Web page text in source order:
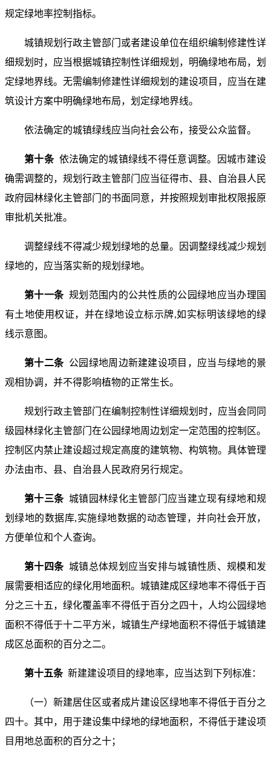
规定绿地率控制指标。
城镇规划行政主管部门或者建设单位在组织编制修建性详
细规划时，应当根据城镇控制性详细规划，明确绿地布局，划
定绿地界线。无需编制修建性详细规划的建设项目，应当在建
筑设计方案中明确绿地布局，划定绿地界线。
依法确定的城镇绿线应当向社会公布，接受公众监督。
第十条 依法确定的城镇绿线不得任意调整。因城市建设
确需调整的，规划行政主管部门应当征得市、县、自治县人民
政府园林绿化主管部门的书面同意，并按照规划审批权限报原
审批机关批准。
调整绿线不得减少规划绿地的总量。因调整绿线减少规划
绿地的，应当落实新的规划绿地。
第十一条 规划范围内的公共性质的公园绿地应当办理国
有土地使用权证，并在绿地设立标示牌,如实标明该绿地的绿
线示意图。
第十二条 公园绿地周边新建建设项目，应当与绿地的景
观相协调，并不得影响植物的正常生长。
规划行政主管部门在编制控制性详细规划时，应当会同同
级园林绿化主管部门在公园绿地周边划定一定范围的控制区。
控制区内禁止建设超过规定高度的建筑物、构筑物。具体管理
办法由市、县、自治县人民政府另行规定。
第十三条 城镇园林绿化主管部门应当建立现有绿地和规
划绿地的数据库,实施绿地数据的动态管理，并向社会开放，
方便单位和个人查询。
第十四条 城镇总体规划应当安排与城镇性质、规模和发
展需要相适应的绿化用地面积。城镇建成区绿地率不得低于百
分之三十五，绿化覆盖率不得低于百分之四十，人均公园绿地
面积不得低于十二平方米，城镇生产绿地面积不得低于城镇建
成区总面积的百分之二。
第十五条 新建建设项目的绿地率，应当达到下列标准：
（一）新建居住区或者成片建设区绿地率不得低于百分之
四十。其中，用于建设集中绿地的绿地面积，不得低于建设项
目用地总面积的百分之十；